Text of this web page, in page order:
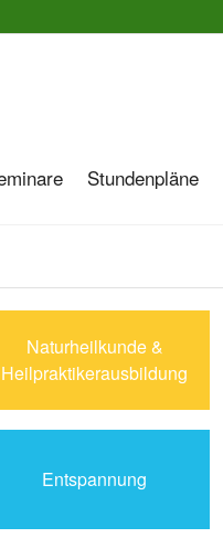
Stundenpläne
Naturheilkunde &
Heilpraktikerausbildung
Entspannung